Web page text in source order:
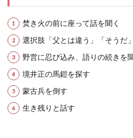
焚き火の前に座って話を聞く
選択肢「父とは違う」「そうだ」
野営に忍び込み、語りの続きを
境井正の馬鎧を探す
蒙古兵を倒す
生き残りと話す